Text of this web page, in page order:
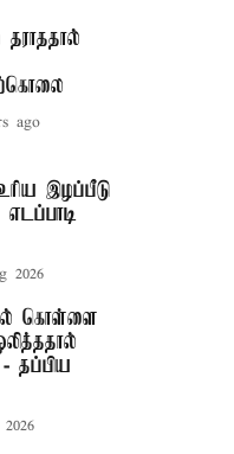
ago
இழப்பீடு
2026
கொள்ளை
தப்பிய